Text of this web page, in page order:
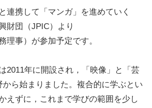
連携して「マンガ」を進めていく
財団（JPIC）より
理事）が参加予定です。
2011年に開設され，「映像」と「芸
から始まりました。複合的に学ぶとい
えずに，これまで学びの範囲を少し